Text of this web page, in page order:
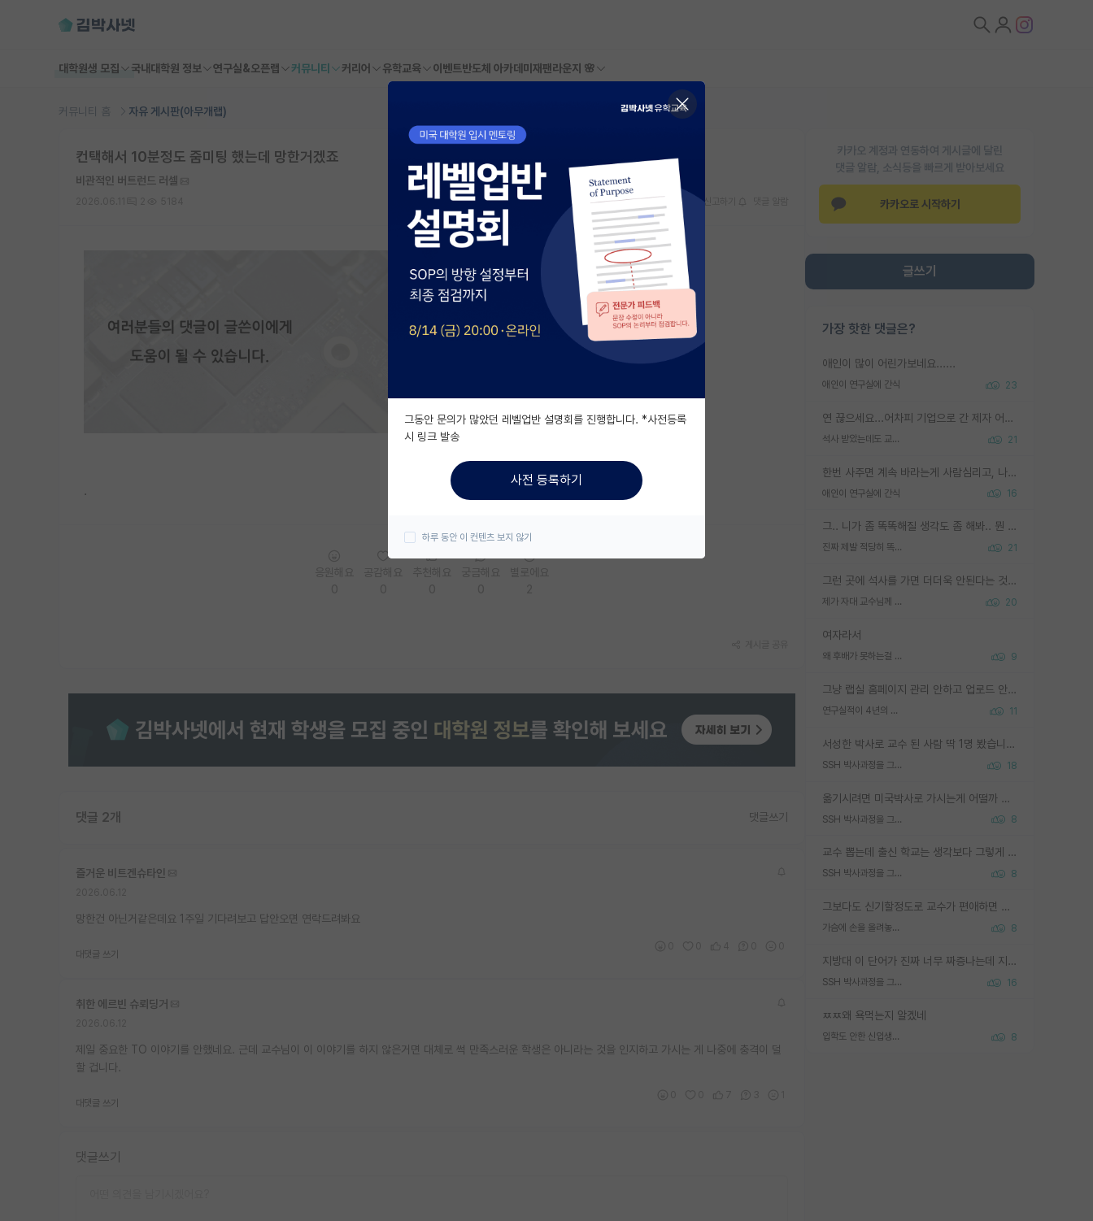
대학원생 모집 국내대학원 정보 연구실&오픈랩 커뮤니티 커리어 유학교육 이벤트반도체 아카데미 재팬라운지 🌸
커뮤니티 홈 자유 게시판(아무개랩)
카카오 계정과 연동하여 게시글에 달린
댓글 알람, 소식등을 빠르게 받아보세요
카카오로 시작하기
글쓰기
가장 핫한 댓글은?
애인이 많이 어린가보네요......
애인이 연구실에 간식 23
연 끊으세요...어차피 기업으로 간 제자 어떻게 못합니다. 기업에서는 교수들 사기꾼으로 보는 시선도 강하고, 앞에서나 교수님하고 떠받들어주지 많이 무시합니다. 영향력도 0에 수렴합니다. 그리고 생각해보십시오. 석사로 기업간 제자가 무슨 힘이 있다고 과제를 달라고 합니까? 말만 교수지 무능력자라고 생각합니다. 세금이 아깝습니다.
석사 받았는데도 교수랑 연락한다. 21
한번 사주면 계속 바라는게 사람심리고, 나중에 안사주면 말이 나옵니다. 그리고 작성자분 커플이 한번 그런 행동을 하면, 선례로 남아 이상하게도 문화로 자리잡을수도 있습니다. 애꿎은 다른 학생들은 생각도 안했는데, 간식을 사가야하는 피해를 볼 수 있습니다. 다 경험에서 우러나온 댓글입니다... 제발 이상한 선례를 만들지 마세요.
애인이 연구실에 간식 16
그.. 니가 좀 똑똑해질 생각도 좀 해봐.. 뭔 연구를 선배랑 계속 같이할 생각을하냐 박사과정이
진짜 제발 적당히 똑똑한 박사과정이라도 위에 있었으면.. 21
그런 곳에 석사를 가면 더더욱 안된다는 것을 깨달으시면 된겁니다!
제가 자대 교수님께 무례하게 행동한 걸까요? 20
여자라서
왜 후배가 못하는걸 교수님은 내 책임으로 돌리는걸까요? 9
그냥 랩실 홈페이지 관리 안하고 업로드 안한거 아님?
연구실적이 4년의 공백이 있는거 어떻게 생각하냐 11
서성한 박사로 교수 된 사람 딱 1명 봤습니다. 근데 지방대 박사로 교수된 거는 기적이 일어나야되요. 서성한 학부부터여도 빡센게 교수임용일텐데 지방대박사로 무슨 교수가 되나요...... 중소기업/중견기업 팀장급/연구소장급이나 될거 같네요.
SSH 박사과정을 그만두고 지방대 박사로 옮기면 교수의 꿈은 끝일까요? 18
옮기시려면 미국박사로 가시는게 어떨까 싶네요. 교수가 꿈이면 미국박사 하고 미국교수 까지 같이 노리시는게 기회가 많지 않을까요?
SSH 박사과정을 그만두고 지방대 박사로 옮기면 교수의 꿈은 끝일까요? 8
교수 뽑는데 출신 학교는 생각보다 그렇게 안 봄. 앞으로는 더 안 보게 될거임. 박사는 어디서 진행해도 됨. 단, 제대로 쌓고 좋은 실적 만들 수 있다면. 그런데 지방대는 그럴 가능성이 지극히 낮음. 나만 열심히 잘 하면 된다? 인간은 주변 환경에 지배되는 나약한 존재임. 주변의 지방대 대학원생과 섞이고 지방 특유의 여유로움 또는 나쁘게 얘기해서 나태함에 젖어 살다보면 교수의 꿈 자체를 잊어버리게 될 가능성도 있음. 주변 환경이 70~80%임.
SSH 박사과정을 그만두고 지방대 박사로 옮기면 교수의 꿈은 끝일까요? 8
그보다도 신기할정도로 교수가 편애하면 그사람만 논문이 되더라구요 내용이 다른 사람보다 허접해도요
가슴에 손을 올려놓고 싫어하는 사람 불공정하게 리뷰 8
지방대 이 단어가 진짜 너무 짜증나는데 지방대면 다 그냥 쓰레기인가요? 무슨 말 같지도 않은 댓글들이 있는건지??? 지방에도 충분히 좋은 대학 많고 충분히 잘하는 교수님들 많습니다 포항공대 4개 IST 대표 지거국들 여기 모두 다 지방에 있고 여기 출신들 중에 교수하는 분들 적지 않습니다 지거국 출신이 무슨 교수를 하냐?라고 생각할 사람들 많은데 상위 대표 지거국에 아웃라이어들 많습니다 결국 개인의 연구역량과 실적이 중요합니다 이 역량을 펼치는데 있어서 지도교수와의 합도 중요합니다. 그리고 경력이 필요하면 해외포닥까지 다녀오세요
SSH 박사과정을 그만두고 지방대 박사로 옮기면 교수의 꿈은 끝일까요? 16
ㅉㅉ왜 욕먹는지 알겠네
입학도 안한 신입생이 원래 관심을 받나요 8
컨택해서 10분정도 줌미팅 했는데 망한거겠죠
비관적인 버트런드 러셀
스크랩 신고하기
.
댓글 2개 댓글쓰기
즐거운 비트겐슈타인
망한건 아닌거같은데요 1주일 기다려보고 답안오면 연락드려봐요
대댓글 쓰기
취한 에르빈 슈뢰딩거
제일 중요한 TO 이야기를 안했네요. 근데 교수님이 이 이야기를 하지 않은거면 대체로 썩 만족스러운 학생은 아니라는 것을 인지하고 가시는 게 나중에 충격이 덜
할 겁니다.
대댓글 쓰기
댓글쓰기
그동안 문의가 많았던 레벨업반 설명회를 진행합니다. *사전등록
시 링크 발송
사전 등록하기
하루 동안 이 컨텐츠 보지 않기